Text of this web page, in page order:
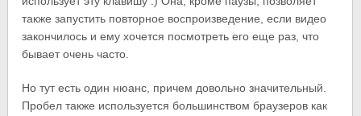
также запустить повторное воспроизведение, если видео
закончилось и ему хочется посмотреть его еще раз, что
бывает очень часто.
Но тут есть один нюанс, причем довольно значительный.
Пробел также используется большинством браузеров как